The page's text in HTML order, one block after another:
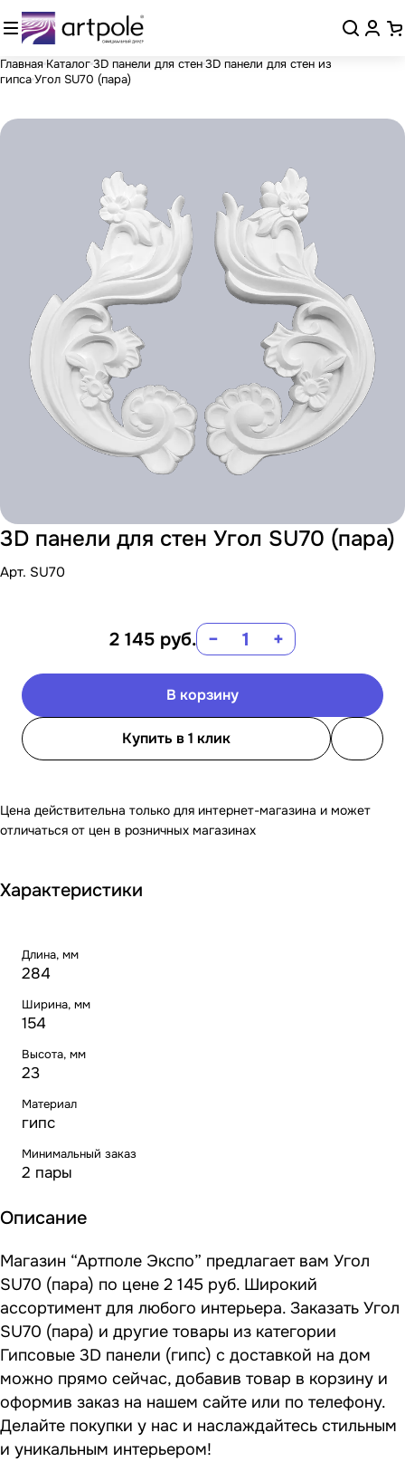
Главная Каталог3D панели для стен3D панели для стен из
гипсаУгол SU70 (пара)
3D панели для стен Угол SU70 (пара)
Арт. SU70
2 145 руб. − +
В корзину
Купить в 1 клик
Цена действительна только для интернет-магазина и может
отличаться от цен в розничных магазинах
Характеристики
Длина, мм
284
Ширина, мм
154
Высота, мм
23
Материал
гипс
Минимальный заказ
2 пары
Описание
Магазин “Артполе Экспо” предлагает вам Угол
SU70 (пара) по цене 2 145 руб. Широкий
ассортимент для любого интерьера. Заказать Угол
SU70 (пара) и другие товары из категории
Гипсовые 3D панели (гипс) с доставкой на дом
можно прямо сейчас, добавив товар в корзину и
оформив заказ на нашем сайте или по телефону.
Делайте покупки у нас и наслаждайтесь стильным
и уникальным интерьером!